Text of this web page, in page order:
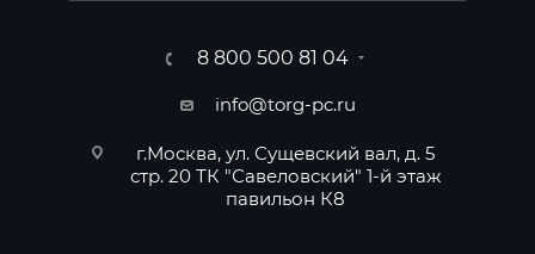
8 800 500 81 04
info@torg-pc.ru
г.Москва, ул. Сущевский вал, д. 5
стр. 20 ТК "Савеловский" 1-й этаж
павильон К8